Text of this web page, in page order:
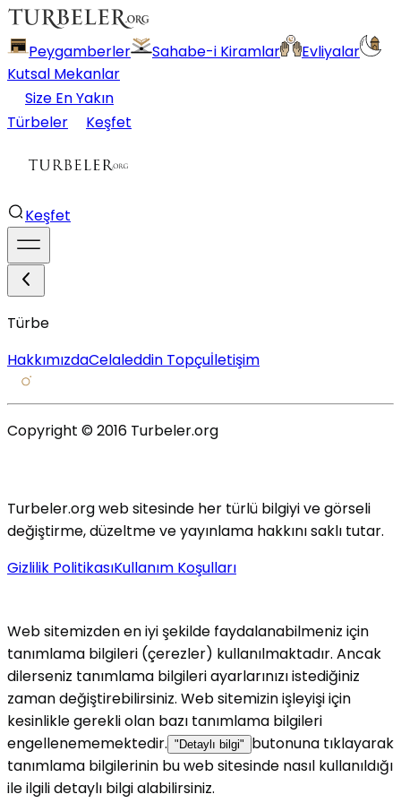
Peygamberler Sahabe-i Kiramlar
Evliyalar
Kutsal Mekanlar
Size En Yakın
Türbeler
Keşfet
Keşfet
Türbe
HakkımızdaCelaleddin Topçuİletişim
Copyright © 2016 Turbeler.org
Turbeler.org web sitesinde her türlü bilgiyi ve görseli
değiştirme, düzeltme ve yayınlama hakkını saklı tutar.
Gizlilik PolitikasıKullanım Koşulları
Web sitemizden en iyi şekilde faydalanabilmeniz için
tanımlama bilgileri (çerezler) kullanılmaktadır. Ancak
dilerseniz tanımlama bilgileri ayarlarınızı istediğiniz
zaman değiştirebilirsiniz. Web sitemizin işleyişi için
kesinlikle gerekli olan bazı tanımlama bilgileri
engellenememektedir. "Detaylı bilgi"
butonuna tıklayarak
tanımlama bilgilerinin bu web sitesinde nasıl kullanıldığı
ile ilgili detaylı bilgi alabilirsiniz.